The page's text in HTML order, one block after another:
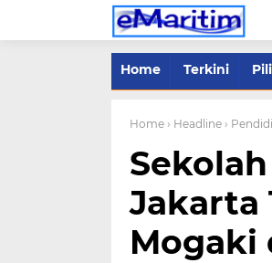
Home Terkini
Home › Headline ›
Jakarta
Mogaki